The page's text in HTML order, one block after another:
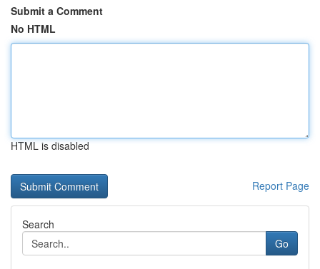
Submit a Comment
No HTML
HTML is disabled
Report Page
Search
Go